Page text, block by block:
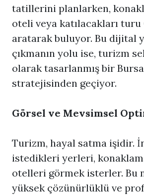
tatillerini planlarken,
oteli veya katılacakları
aratarak buluyor. Bu dijital
çıkmanın yolu ise, turizm
olarak tasarlanmış bir
stratejisinden geçiyor.
Görsel ve Mevsimsel
Turizm, hayal satma işidir.
istedikleri yerleri,
otelleri görmek isterler. Bu
yüksek çözünürlüklü ve